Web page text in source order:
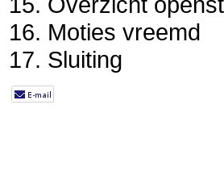
16. Moties vreemd
17. Sluiting